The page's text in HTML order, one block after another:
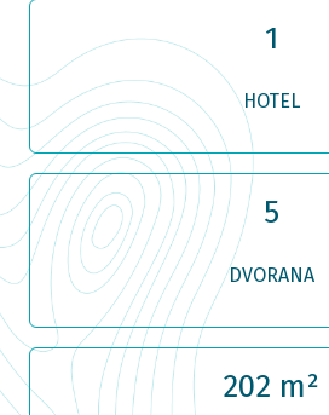
1
HOTEL
5
DVORANA
202 m²